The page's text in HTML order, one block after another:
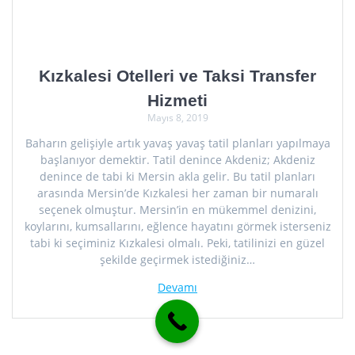
Kızkalesi Otelleri ve Taksi Transfer
Hizmeti
Baharın gelişiyle artık yavaş yavaş tatil planları yapılmaya
başlanıyor demektir. Tatil denince Akdeniz; Akdeniz denince
de tabi ki Mersin akla gelir. Bu tatil planları arasında
Mersin’de Kızkalesi her zaman bir numaralı seçenek
olmuştur. Mersin’in en mükemmel denizini, koylarını,
seçiminiz Kızkalesi olmalı. Peki, tatilinizi en güzel şekilde
geçirmek istediğiniz…
Devamı